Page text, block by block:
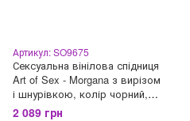
Артикул: SO9675
Сексуальна вінілова спідниця
Art of Sex - Morgana з вирізом
і шнурівкою, колір чорний,
розмір XL
2 089 грн